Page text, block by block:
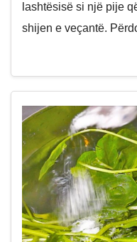
lashtësisë si një pije
shijen e veçantë.